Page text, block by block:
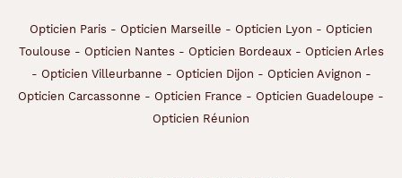
Opticien Paris - Opticien Marseille - Opticien Lyon - Opticien
Toulouse - Opticien Nantes - Opticien Bordeaux- Opticien Arles
- Opticien Villeurbanne - Opticien Dijon - Opticien Avignon -
Opticien Carcassonne - Opticien France - Opticien Guadeloupe -
Opticien Réunion